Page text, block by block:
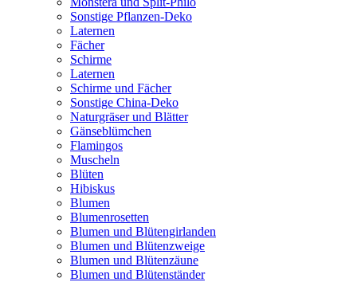
Sonstige Pflanzen-Deko
Laternen
Fächer
Schirme
Laternen
Schirme und Fächer
Sonstige China-Deko
Naturgräser und Blätter
Gänseblümchen
Flamingos
Muscheln
Blüten
Hibiskus
Blumen
Blumenrosetten
Blumen und Blütengirlanden
Blumen und Blütenzweige
Blumen und Blütenzäune
Blumen und Blütenständer